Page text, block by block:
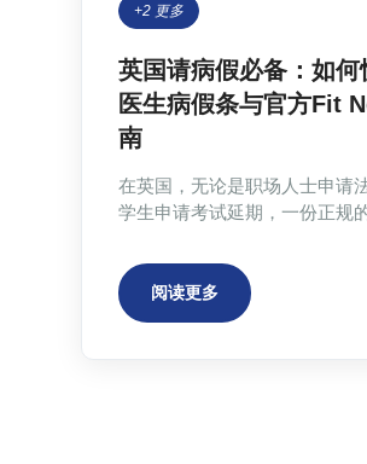
+2 更多
英国请病假必备：如
医生病假条与官方Fit
南
在英国，无论是职场人士申请
学生申请考试延期，一份正规
力影响的正式文件。然而，通
取证明常面临漫长预约等待和
为此，Atheclinic等正规在线医
阅读更多